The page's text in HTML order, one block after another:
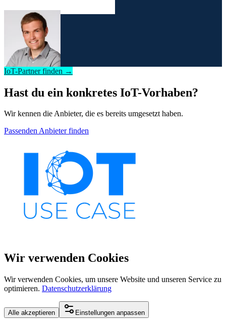
IoT-Partner finden →
Hast du ein konkretes IoT-Vorhaben?
Wir kennen die Anbieter, die es bereits umgesetzt haben.
Passenden Anbieter finden
Wir verwenden Cookies
Wir verwenden Cookies, um unsere Website und unseren Service zu
optimieren. Datenschutzerklärung
Alle akzeptieren Einstellungen anpassen